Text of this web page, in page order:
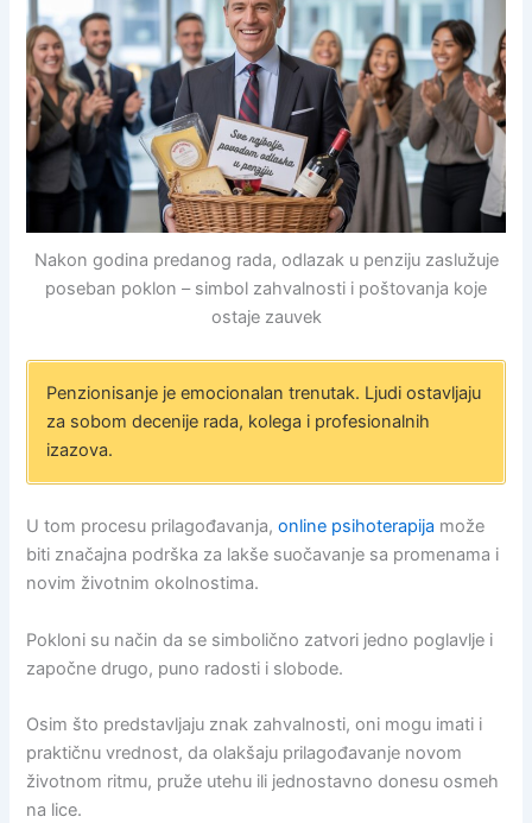
Nakon godina predanog rada, odlazak u penziju zaslužuje
poseban poklon – simbol zahvalnosti i poštovanja koje
ostaje zauvek
Penzionisanje je emocionalan trenutak. Ljudi ostavljaju
za sobom decenije rada, kolega i profesionalnih
izazova.
U tom procesu prilagođavanja,online psihoterapija može
biti značajna podrška za lakše suočavanje sa promenama i
novim životnim okolnostima.
Pokloni su način da se simbolično zatvori jedno poglavlje i
započne drugo, puno radosti i slobode.
Osim što predstavljaju znak zahvalnosti, oni mogu imati i
praktičnu vrednost, da olakšaju prilagođavanje novom
životnom ritmu, pruže utehu ili jednostavno donesu osmeh
na lice.